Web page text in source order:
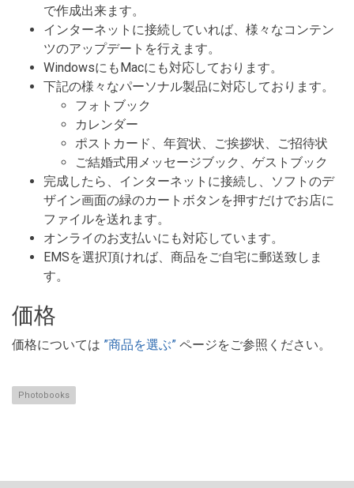
で作成出来ます。
インターネットに接続していれば、様々なコンテン
ツのアップデートを行えます。
WindowsにもMacにも対応しております。
下記の様々なパーソナル製品に対応しております。
フォトブック
カレンダー
ポストカード、年賀状、ご挨拶状、ご招待状
ご結婚式用メッセージブック、ゲストブック
完成したら、インターネットに接続し、ソフトのデ
ザイン画面の緑のカートボタンを押すだけでお店に
ファイルを送れます。
オンライのお支払いにも対応しています。
EMSを選択頂ければ、商品をご自宅に郵送致しま
す。
価格
価格については ”商品を選ぶ” ページをご参照ください。
Photobooks